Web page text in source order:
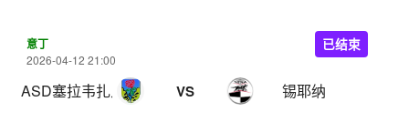
意丁
2026-04-12 21:00
ASD塞拉韦扎足球 VS 锡耶纳
已结束